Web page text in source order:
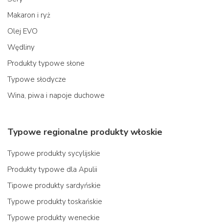
Makaron i ryż
Olej EVO
Wędliny
Produkty typowe słone
Typowe słodycze
Wina, piwa i napoje duchowe
Typowe regionalne produkty włoskie
Typowe produkty sycylijskie
Produkty typowe dla Apulii
Tipowe produkty sardyńskie
Typowe produkty toskańskie
Typowe produkty weneckie